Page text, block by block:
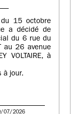
15 octobre
a décidé de
du 6 rue du
au 26 avenue
VOLTAIRE, à
à jour.
07/2026